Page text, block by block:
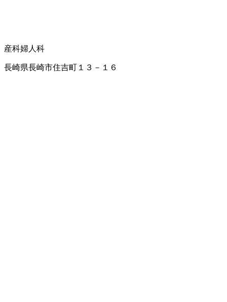
産科婦人科
長崎県長崎市住吉町１３－１６